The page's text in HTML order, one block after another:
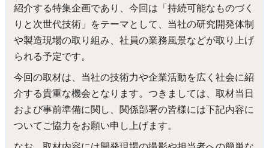
紹介する特集企画であり、今回は「持続可能なものづく
りと次世代技術」をテーマとして、当社の研究開発体制
や製造現場の取り組み、社員の業務風景などが取り上げ
られる予定です。
今回の取材は、当社の技術力や企業活動を広く社会に紹
介する貴重な機会となります。つきましては、取材当日
および事前準備に関し、関係部署の皆様には下記内容に
ついてご協力をお願い申し上げます。